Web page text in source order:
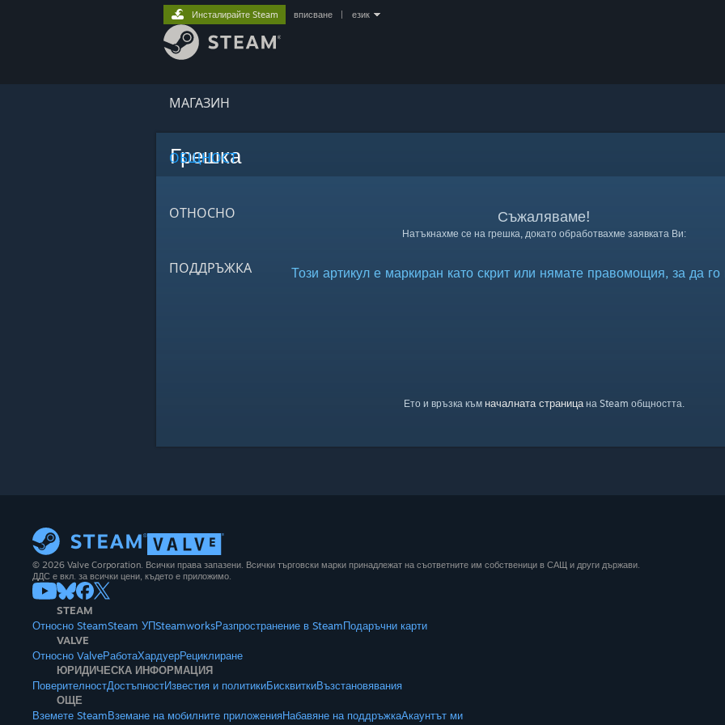
МАГАЗИН
ОБЩНОСТ
ОТНОСНО
ПОДДРЪЖКА
Инсталирайте Steam вписване език
Грешка
Съжаляваме!
Натъкнахме се на грешка, докато обработвахме заявката Ви:
Този артикул е маркиран като скрит или нямате правомощия, за да го
Ето и връзка към началната страницана Steam общността.
© 2026 Valve Corporation. Всички права запазени. Всички търговски марки принадлежат на съответните им собственици в САЩ и други държави.
ДДС е вкл. за всички цени, където е приложимо.
STEAM
Относно SteamSteam УПSteamworksРазпространение в SteamПодаръчни карти
VALVE
Относно ValveРаботаХардуерРециклиране
ЮРИДИЧЕСКА ИНФОРМАЦИЯ
ПоверителностДостъпностИзвестия и политикиБисквиткиВъзстановявания
ОЩЕ
Вземете SteamВземане на мобилните приложенияНабавяне на поддръжкаАкаунтът ми